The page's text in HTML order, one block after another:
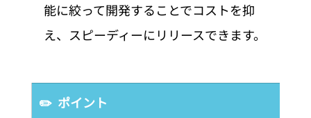
能に絞って開発することでコストを抑
え、スピーディーにリリースできます。
✏️  ポイント